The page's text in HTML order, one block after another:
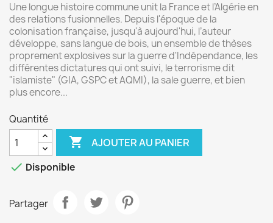
Une longue histoire commune unit la France et l’Algérie en
des relations fusionnelles. Depuis l'époque de la
colonisation française, jusqu'à aujourd'hui, l’auteur
développe, sans langue de bois, un ensemble de thèses
proprement explosives sur la guerre d'Indépendance, les
différentes dictatures qui ont suivi, le terrorisme dit
"islamiste" (GIA, GSPC et AQMI), la sale guerre, et bien
plus encore...
Quantité
 AJOUTER AU PANIER
 Disponible
Partager